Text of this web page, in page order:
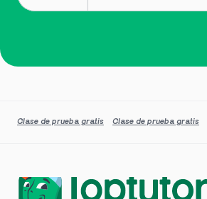
Clase de prueba gratis Clase de prueba gratis